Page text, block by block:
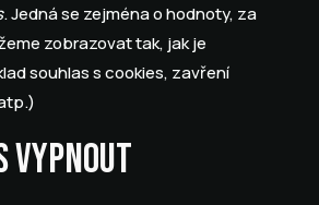
. Jedná se zejména o hodnoty, za
zobrazovat tak, jak je
souhlas s cookies, zavření
vypnout